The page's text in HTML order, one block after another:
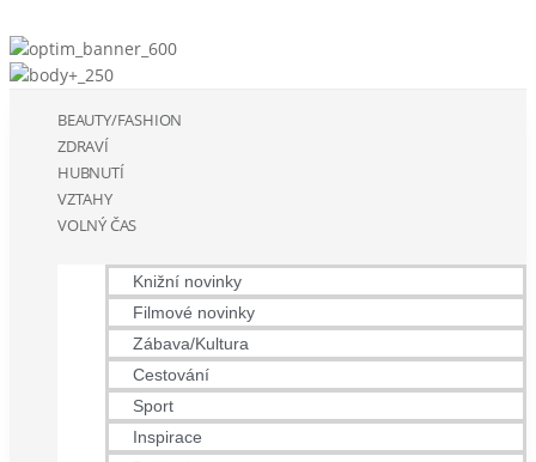
BEAUTY/FASHION
ZDRAVÍ
HUBNUTÍ
VZTAHY
VOLNÝ ČAS
Knižní novinky
Filmové novinky
Zábava/Kultura
Cestování
Sport
Inspirace